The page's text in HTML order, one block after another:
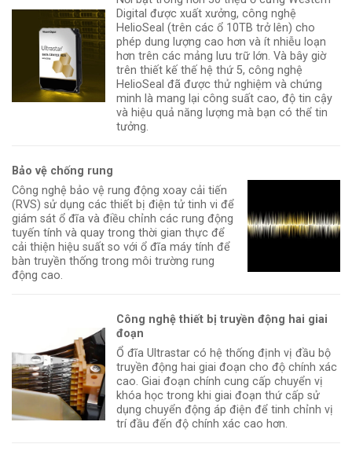
Digital được xuất xưởng, công nghệ
HelioSeal (trên các ổ 10TB trở lên) cho
phép dung lượng cao hơn và ít nhiễu loạn
hơn trên các mảng lưu trữ lớn. Và bây giờ
trên thiết kế thế hệ thứ 5, công nghệ
HelioSeal đã được thử nghiệm và chứng
minh là mang lại công suất cao, độ tin cậy
và hiệu quả năng lượng mà bạn có thể tin
tưởng.
Bảo vệ chống rung
Công nghệ bảo vệ rung động xoay cải tiến
(RVS) sử dụng các thiết bị điện tử tinh vi để
giám sát ổ đĩa và điều chỉnh các rung động
tuyến tính và quay trong thời gian thực để
cải thiện hiệu suất so với ổ đĩa máy tính để
bàn truyền thống trong môi trường rung
động cao.
Công nghệ thiết bị truyền động hai giai
đoạn
Ổ đĩa Ultrastar có hệ thống định vị đầu bộ
truyền động hai giai đoạn cho độ chính xác
cao. Giai đoạn chính cung cấp chuyển vị
khóa học trong khi giai đoạn thứ cấp sử
dụng chuyển động áp điện để tinh chỉnh vị
trí đầu đến độ chính xác cao hơn.